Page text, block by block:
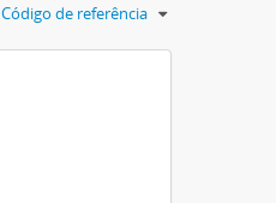
Código de referência